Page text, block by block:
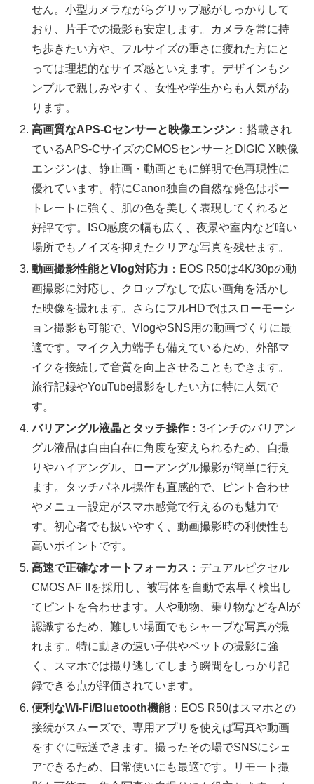
せん。小型カメラながらグリップ感がしっかりして
おり、片手での撮影も安定します。カメラを常に持
ち歩きたい方や、フルサイズの重さに疲れた方にと
っては理想的なサイズ感といえます。デザインもシ
ンプルで親しみやすく、女性や学生からも人気があ
ります。
高画質なAPS-Cセンサーと映像エンジン ：搭載され
ているAPS-CサイズのCMOSセンサーとDIGIC X映像
エンジンは、静止画・動画ともに鮮明で色再現性に
優れています。特にCanon独自の自然な発色はポー
トレートに強く、肌の色を美しく表現してくれると
好評です。ISO感度の幅も広く、夜景や室内など暗い
場所でもノイズを抑えたクリアな写真を残せます。
動画撮影性能とVlog対応力 ：EOS R50は4K/30pの動
画撮影に対応し、クロップなしで広い画角を活かし
た映像を撮れます。さらにフルHDではスローモーシ
ョン撮影も可能で、VlogやSNS用の動画づくりに最
適です。マイク入力端子も備えているため、外部マ
イクを接続して音質を向上させることもできます。
旅行記録やYouTube撮影をしたい方に特に人気で
す。
バリアングル液晶とタッチ操作 ：3インチのバリアン
グル液晶は自由自在に角度を変えられるため、自撮
りやハイアングル、ローアングル撮影が簡単に行え
ます。タッチパネル操作も直感的で、ピント合わせ
やメニュー設定がスマホ感覚で行えるのも魅力で
す。初心者でも扱いやすく、動画撮影時の利便性も
高いポイントです。
高速で正確なオートフォーカス ：デュアルピクセル
CMOS AF IIを採用し、被写体を自動で素早く検出し
てピントを合わせます。人や動物、乗り物などをAIが
認識するため、難しい場面でもシャープな写真が撮
れます。特に動きの速い子供やペットの撮影に強
く、スマホでは撮り逃してしまう瞬間をしっかり記
録できる点が評価されています。
便利なWi-Fi/Bluetooth機能：EOS R50はスマホとの
接続がスムーズで、専用アプリを使えば写真や動画
をすぐに転送できます。撮ったその場でSNSにシェ
アできるため、日常使いにも最適です。リモート撮